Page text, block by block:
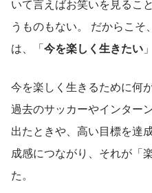
いて言えばお笑いを見るこ
うものもない。 だからこ
は、「今を楽しく生きたい
今を楽しく生きるために何
過去のサッカーやインター
出たときや、高い目標を達
成感につながり、それが「
た。